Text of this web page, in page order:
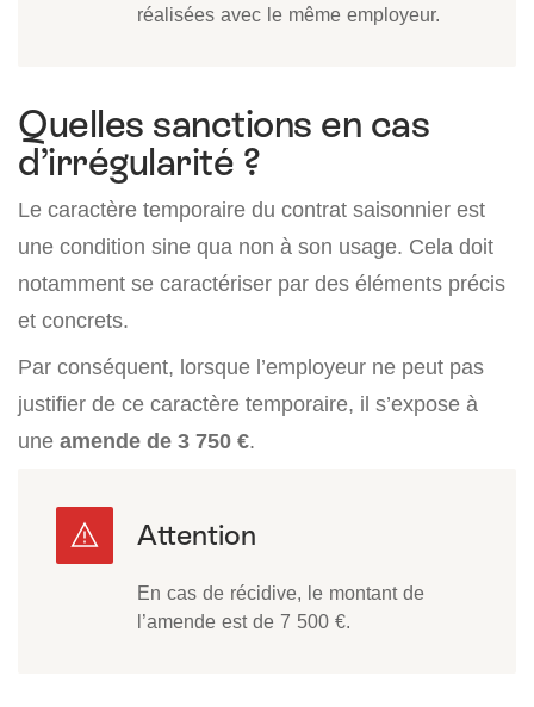
réalisées avec le même employeur.
Quelles sanctions en cas
d’irrégularité ?
Le caractère temporaire du contrat saisonnier est
une condition sine qua non à son usage. Cela doit
notamment se caractériser par des éléments précis
et concrets.
Par conséquent, lorsque l’employeur ne peut pas
justifier de ce caractère temporaire, il s’expose à
une amende de 3 750 €.
En cas de récidive, le montant de
l’amende est de 7 500 €.